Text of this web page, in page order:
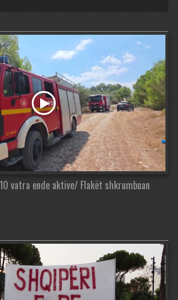
vatra ende aktive/ Flakët shkrumbuan